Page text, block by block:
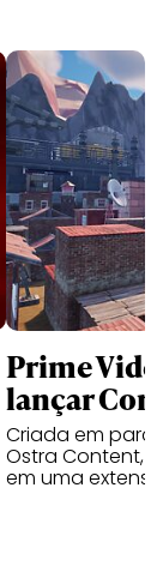
Prime
lançar
Criada em
Ostra Content,
em uma